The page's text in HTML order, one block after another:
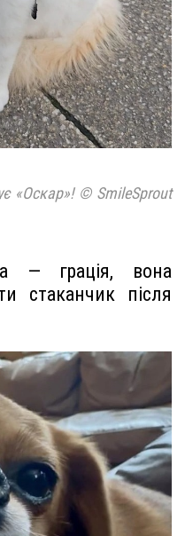
«Оскар»! © SmileSprout
— грація, вона
стаканчик після